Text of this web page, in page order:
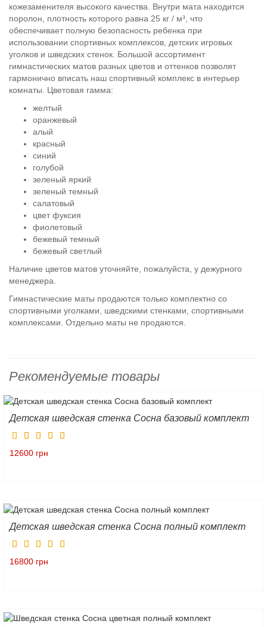
кожезаменителя высокого качества. Внутри мата находится
поролон, плотность которого равна 25 кг / м³, что
обеспечивает полную безопасность ребенка при
использовании спортивных комплексов, детских игровых
уголков и шведских стенок. Большой ассортимент
гимнастических матов разных цветов и оттенков позволят
гармонично вписать наш спортивный комплекс в интерьер
комнаты. Цветовая гамма:
желтый
оранжевый
алый
красный
синий
голубой
зеленый яркий
зеленый темный
салатовый
цвет фуксия
фиолетовый
бежевый темный
бежевый светлый
Наличие цветов матов уточняйте, пожалуйста, у дежурного
менеджера.
Гимнастические маты продаются только комплектно со
спортивными уголками, шведскими стенками, спортивными
комплексами. Отдельно маты не продаются.
Рекомендуемые товары
Детская шведская стенка Сосна базовый комплект
12600 грн
Детская шведская стенка Сосна полный комплект
16800 грн